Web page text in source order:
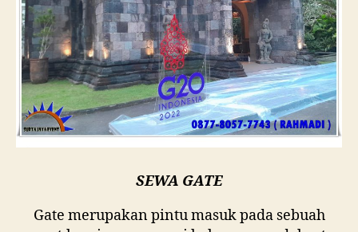
SEWA GATE
Gate merupakan pintu masuk pada sebuah